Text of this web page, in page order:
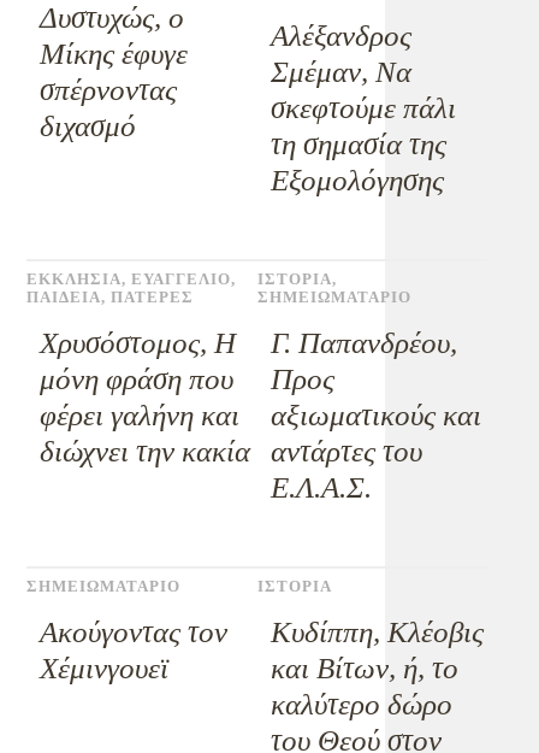
Δυστυχώς, ο
Μίκης έφυγε
σπέρνοντας
διχασμό
Αλέξανδρος
Σμέμαν, Να
σκεφτούμε πάλι
τη σημασία της
Εξομολόγησης
ΕΚΚΛΗΣΙΑ,ΕΥΑΓΓΕΛΙΟ,
ΠΑΙΔΕΙΑ,ΠΑΤΕΡΕΣ
Χρυσόστομος, Η
μόνη φράση που
φέρει γαλήνη και
διώχνει την κακία
ΙΣΤΟΡΙΑ,
ΣΗΜΕΙΩΜΑΤΑΡΙΟ
Γ. Παπανδρέου,
Προς
αξιωματικούς και
αντάρτες του
Ε.Λ.Α.Σ.
ΣΗΜΕΙΩΜΑΤΑΡΙΟ
Ακούγοντας τον
Χέμινγουεϊ
ΙΣΤΟΡΙΑ
Κυδίππη, Κλέοβις
και Βίτων, ή, το
καλύτερο δώρο
του Θεού στον